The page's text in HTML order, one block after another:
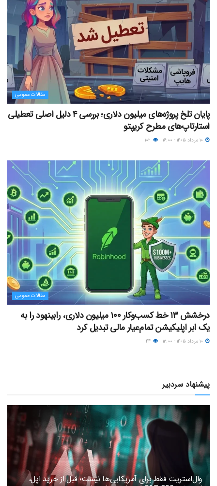
مقالات عمومی
پایان تلخ پروژه‌های میلیون دلاری؛ بررسی ۴ دلیل اصلی تعطیلی
استارتاپ‌های مطرح کریپتو
مقالات عمومی
درخشش ۱۳ خط کسب‌وکار ۱۰۰ میلیون دلاری، رابینهود را به
یک ابر اپلیکیشن تمام‌عیار مالی تبدیل کرد
پیشنهاد سردبیر
وال‌استریت فقط برای آمریکایی‌ها نیست؛ قبل از خرید اپل،